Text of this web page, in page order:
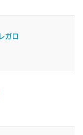
ガロ